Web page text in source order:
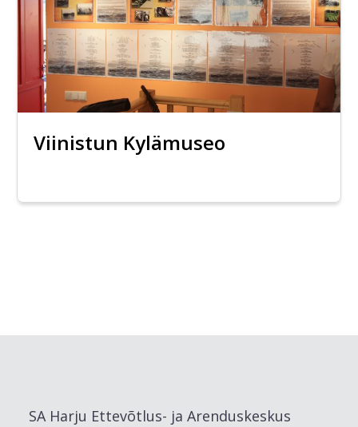
Viinistun Kylämuseo
SA Harju Ettevõtlus- ja Arenduskeskus